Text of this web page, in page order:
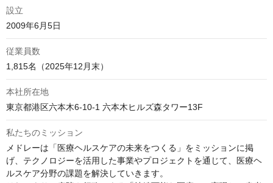
設立
2009年6月5日
従業員数
1,815名（2025年12月末）
本社所在地
東京都港区六本木6-10-1 六本木ヒルズ森タワー13F
私たちのミッション
メドレーは「医療ヘルスケアの未来をつくる」をミッションに掲
げ、テクノロジーを活用した事業やプロジェクトを通じて、医療ヘ
ルスケア分野の課題を解決していきます。